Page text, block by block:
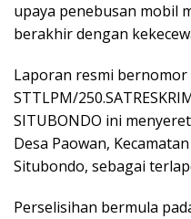
upaya penebusan mobil
berakhir dengan
Laporan resmi bernomor
STTLPM/
SITUBONDO ini
Desa Paowan,
Situbondo, sebagai
Perselisihan bermula